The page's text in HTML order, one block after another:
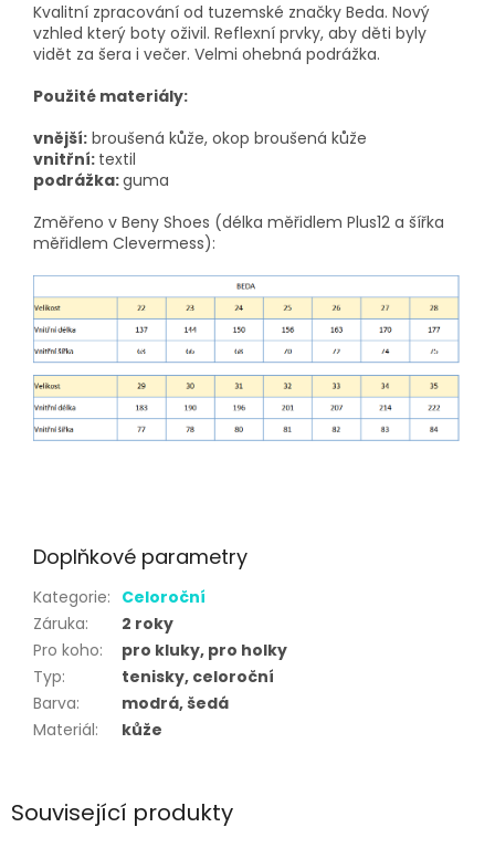
Související produkty
Kvalitní zpracování od tuzemské značky Beda. Nový
vzhled který boty oživil. Reflexní prvky, aby děti byly
vidět za šera i večer. Velmi ohebná podrážka.
Použité materiály:
vnější: broušená kůže, okop broušená kůže
vnitřní: textil
podrážka:guma
Změřeno v Beny Shoes (délka měřidlem Plus12 a šířka
měřidlem Clevermess):
Doplňkové parametry
Kategorie: Celoroční
Záruka:
2 roky
Pro koho:
pro kluky, pro holky
Typ:
tenisky, celoroční
Barva:
modrá, šedá
Materiál: kůže